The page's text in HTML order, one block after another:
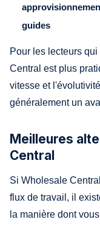
guides
Pour les lecteurs
Central est plus
vitesse et
généralement un
Meilleures
Central
Si Wholesale
flux de travail, il
la manière dont